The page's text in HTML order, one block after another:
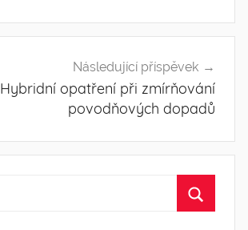
Následující příspěvek
Hybridní opatření při zmírňování
povodňových dopadů